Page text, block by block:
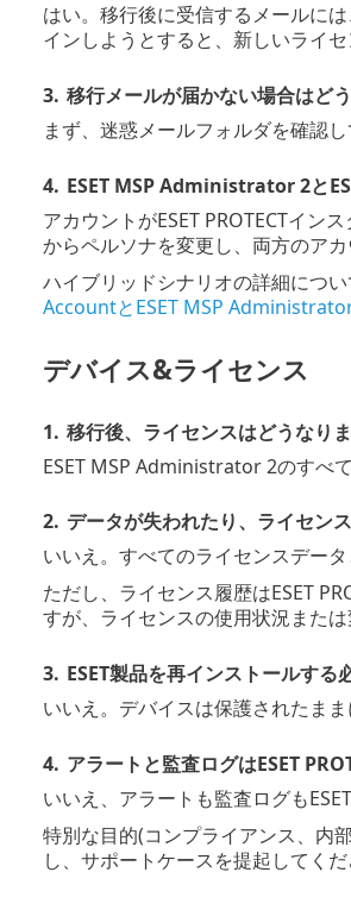
はい。移行後に受信するメールに
インしようとすると、新しいライ
3. 移行メールが届かない場合はど
まず、迷惑メールフォルダを確認
4. ESET MSP Administrator 2と
アカウントがESET PROTECTイン
からペルソナを変更し、両方のアカ
ハイブリッドシナリオの詳細につ
AccountとESET MSP
デバイス&ライセンス
1. 移行後、ライセンスはどうなり
ESET MSP Administrator 2のすべ
2. データが失われたり、ライセン
いいえ。すべてのライセンスデー
ただし、ライセンス履歴はESET
すが、ライセンスの使用状況また
3. ESET製品を再インストールする
いいえ。デバイスは保護されたま
4. アラートと監査ログはESET
いいえ、アラートも監査ログも
特別な目的(コンプライアンス、内
し、サポートケースを提起してく